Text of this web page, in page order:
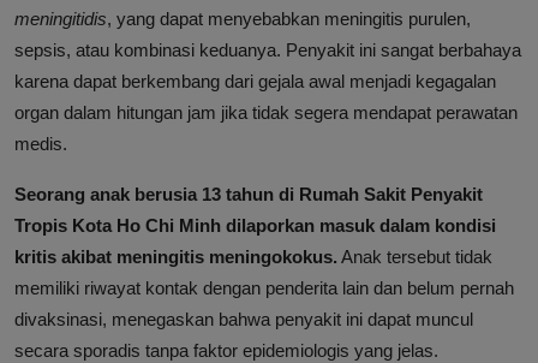
meningitidis, yang dapat menyebabkan meningitis purulen,
sepsis, atau kombinasi keduanya. Penyakit ini sangat berbahaya
karena dapat berkembang dari gejala awal menjadi kegagalan
organ dalam hitungan jam jika tidak segera mendapat perawatan
medis.
Seorang anak berusia 13 tahun di Rumah Sakit Penyakit
Tropis Kota Ho Chi Minh dilaporkan masuk dalam kondisi
kritis akibat meningitis meningokokus. Anak tersebut tidak
memiliki riwayat kontak dengan penderita lain dan belum pernah
divaksinasi, menegaskan bahwa penyakit ini dapat muncul
secara sporadis tanpa faktor epidemiologis yang jelas.